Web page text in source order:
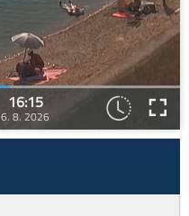
16:15
6. 8. 2026